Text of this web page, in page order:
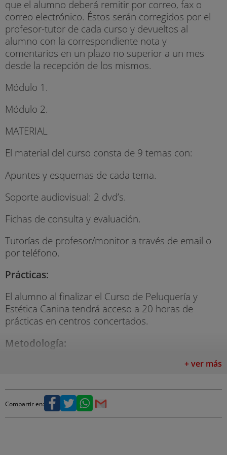
que el alumno deberá remitir por correo, fax o
correo electrónico. Éstos serán corregidos por el
profesor-tutor de cada curso y devueltos al
alumno con la correspondiente nota y
comentarios en un plazo no superior a un mes
desde la recepción de los mismos.
Módulo 1.
Módulo 2.
MATERIAL
El material del curso consta de 9 temas con:
Apuntes y esquemas de cada tema.
Soporte audiovisual: 2 dvd’s.
Fichas de consulta y evaluación.
Tutorías de profesor/monitor a través de email o
por teléfono.
Prácticas:
El alumno al finalizar el Curso de Peluquería y
Estética Canina tendrá acceso a 20 horas de
prácticas en centros concertados.
Metodología:
1. Tutorías individualizadas y resolución de dudas.
Las funciones del tutor serán:
Resolverá las dudas que tengas a lo largo del
curso, presencialmente, por correo electrónico, fax
+ ver más
Compartir en: